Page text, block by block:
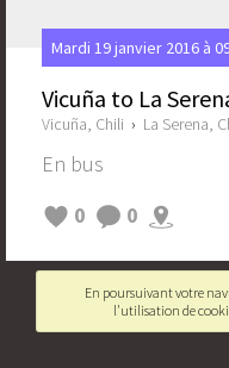
Mardi 19 janvier 2016 à
Vicuña to La
Vicuña, Chili › La Serena,
En bus
0
0
En poursuivant votre
l'utilisation de